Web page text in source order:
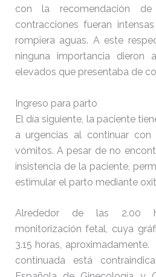
con la recomendación
contracciones fueran
rompiera aguas. A este
ninguna importancia dieron
elevados que presentaba de
Ingreso para parto
El día siguiente, la paciente
a urgencias al continuar
vómitos. A pesar de no
insistencia de la paciente,
estimular el parto mediante
Alrededor de las 2.00
monitorización fetal, cuya
3.15 horas,
continuada está